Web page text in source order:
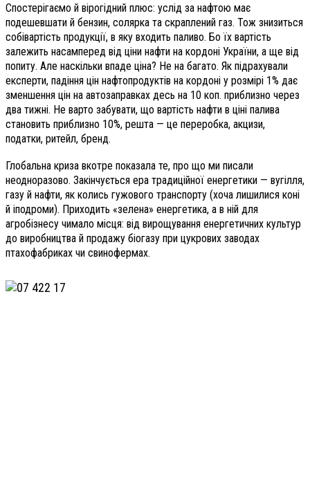
Спостерігаємо й вірогідний плюс: услід за нафтою має
подешевшати й бензин, солярка та скраплений газ. Тож знизиться
собівартість продукції, в яку входить паливо. Бо їх вартість
залежить насамперед від ціни нафти на кордоні України, а ще від
попиту. Але наскільки впаде ціна? Не на багато. Як підрахували
експерти, падіння цін нафтопродуктів на кордоні у розмірі 1% дає
зменшення цін на автозаправках десь на 10 коп. приблизно через
два тижні. Не варто забувати, що вартість нафти в ціні палива
становить приблизно 10%, решта — це переробка, акцизи,
податки, ритейл, бренд.
Глобальна криза вкотре показала те, про що ми писали
неодноразово. Закінчується ера традиційної енергетики — вугілля,
газу й нафти, як колись гужового транспорту (хоча лишилися коні
й іподроми). Приходить «зелена» енергетика, а в ній для
агробізнесу чимало місця: від вирощування енергетичних культур
до виробництва й продажу біогазу при цукрових заводах
птахофабриках чи свинофермах.